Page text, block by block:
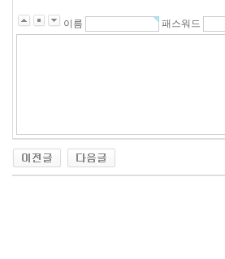
이름 패스워드